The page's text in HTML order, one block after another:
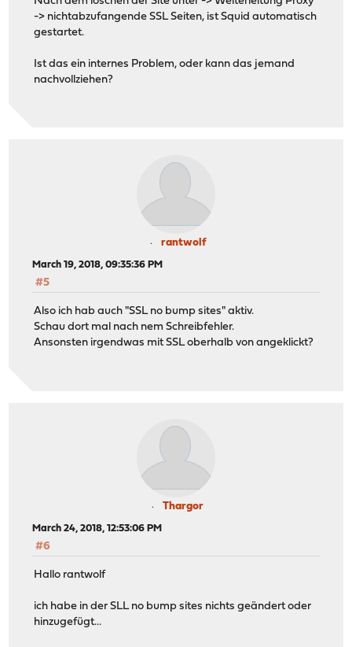
-> nichtabzufangende SSL Seiten, ist Squid automatisch
gestartet.
Ist das ein internes Problem, oder kann das jemand
nachvollziehen?
rantwolf
March 19, 2018, 09:35:36 PM
#5
Also ich hab auch "SSL no bump sites" aktiv.
Schau dort mal nach nem Schreibfehler.
Ansonsten irgendwas mit SSL oberhalb von angeklickt?
Thargor
March 24, 2018, 12:53:06 PM
#6
Hallo rantwolf
ich habe in der SLL no bump sites nichts geändert oder
hinzugefügt...